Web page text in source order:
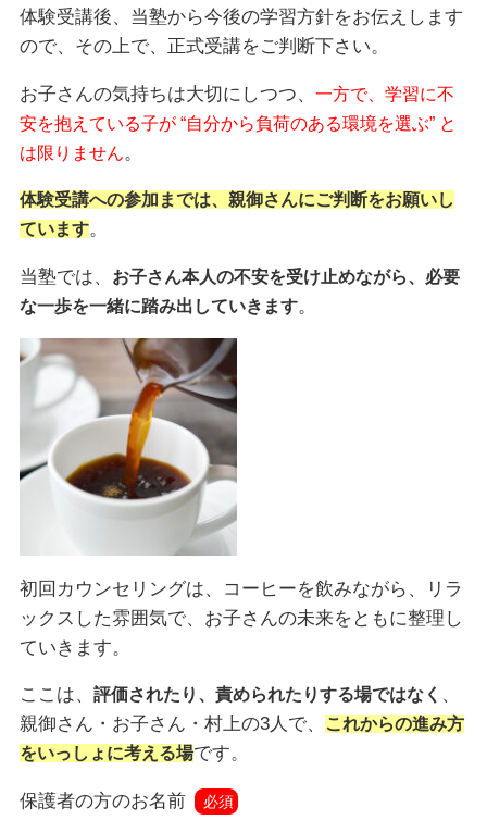
体験受講後、当塾から今後の学習方針をお伝えします
ので、その上で、正式受講をご判断下さい。
お子さんの気持ちは大切にしつつ、 一方で、学習に不
安を抱えている子が “自分から負荷のある環境を選ぶ” と
は限りません。
体験受講への参加までは、親御さんにご判断をお願いし
ています。
当塾では、
お子さん本人の不安を受け止めながら、必要
な一歩を一緒に踏み出していきます。
初回カウンセリングは、コーヒーを飲みながら、リラ
ックスした雰囲気で、お子さんの未来をともに整理し
ていきます。
ここは、 評価されたり、責められたりする場ではなく 、
親御さん・お子さん・村上の3人で、
これからの進み方
をいっしょに考える場です。
保護者の方のお名前 必須